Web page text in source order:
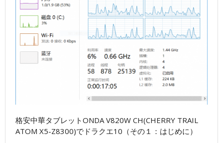
格安中華タブレットONDA V820W CH(CHERRY TRAIL
ATOM X5-Z8300)でドラクエ10（その１：はじめに）